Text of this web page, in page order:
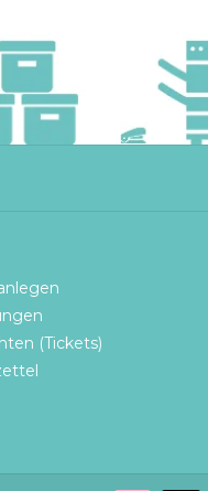
(Tickets)